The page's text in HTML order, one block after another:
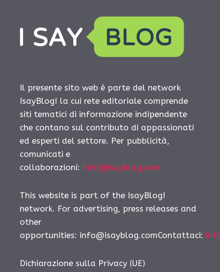
Il presente sito web è parte del network
IsayBlog! la cui rete editoriale comprende
siti tematici di informazione indipendente
che contano sul contributo di appassionati
ed esperti del settore. Per pubblicità,
comunicati e
collaborazioni: info@isayblog.com
This website is part of the IsayBlog!
network. For advertising, press releases and
other
opportunities: info@isayblog.comContattaci:
Dichiarazione sulla Privacy (UE)